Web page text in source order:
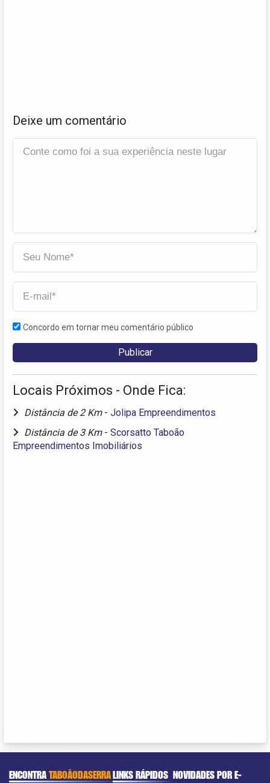
Deixe um comentário
Concordo em tornar meu comentário público
Locais Próximos - Onde Fica:
Distância de 2 Km - Jolipa Empreendimentos
Distância de 3 Km - Scorsatto Taboão
Empreendimentos Imobiliários
ENCONTRATABOÃODASERRALINKS RÁPIDOS NOVIDADES POR E-